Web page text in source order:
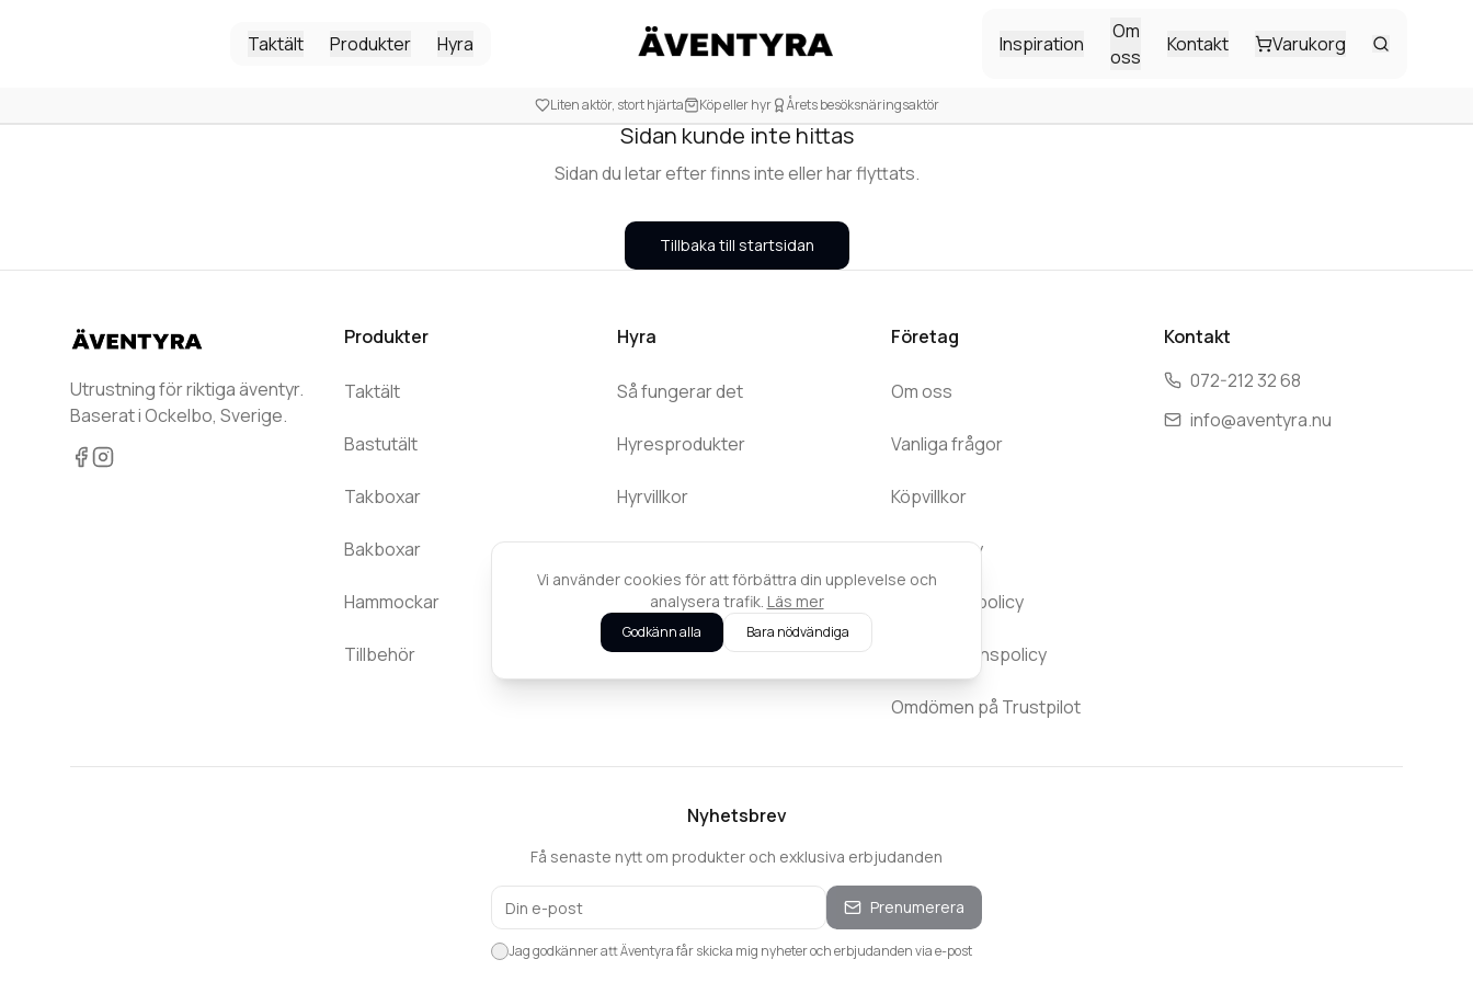
Vi använder cookies för att förbättra din upplevelse och
analysera trafik. Läs mer
Godkänn alla Bara nödvändiga
Taktält Produkter Hyra Inspiration
Om
oss
Kontakt Varukorg
Liten aktör, stort hjärta Köp eller hyr Årets besöksnäringsaktör
404
Sidan kunde inte hittas
Sidan du letar efter finns inte eller har flyttats.
Tillbaka till startsidan
Utrustning för riktiga äventyr.
Baserat i Ockelbo, Sverige.
Produkter
Taktält
Bastutält
Takboxar
Bakboxar
Hammockar
Tillbehör
Hyra
Så fungerar det
Hyresprodukter
Hyrvillkor
Kontakta oss
Företag
Om oss
Vanliga frågor
Köpvillkor
Returpolicy
Integritetspolicy
Reklamationspolicy
Omdömen på Trustpilot
Kontakt
072-212 32 68
info@aventyra.nu
Nyhetsbrev
Få senaste nytt om produkter och exklusiva erbjudanden
Prenumerera
Jag godkänner att Äventyra får skicka mig nyheter och erbjudanden via e-post